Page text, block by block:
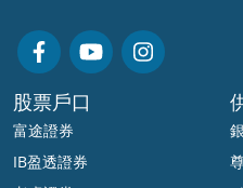
股票戶口
富途證券
IB盈透證券